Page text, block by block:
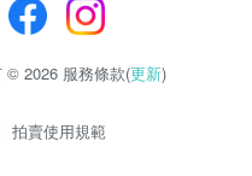
© 2026 服務條款(更新)
拍賣使用規範